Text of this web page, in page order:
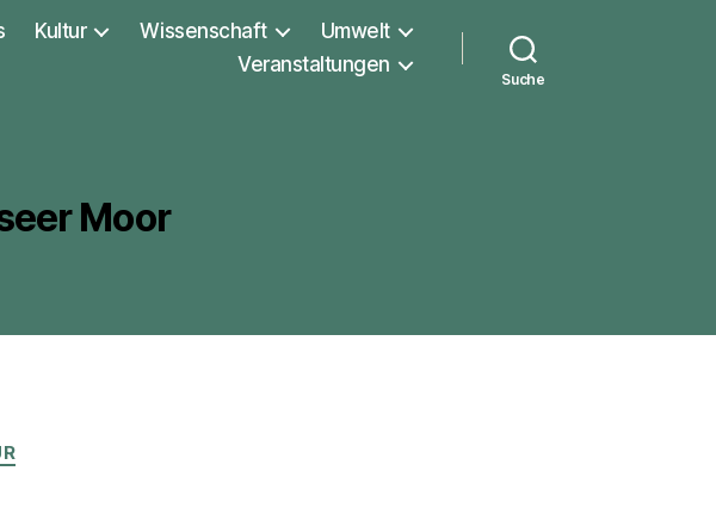
Kultur Wissenschaft
Umwelt
Veranstaltungen
Suche
Moor